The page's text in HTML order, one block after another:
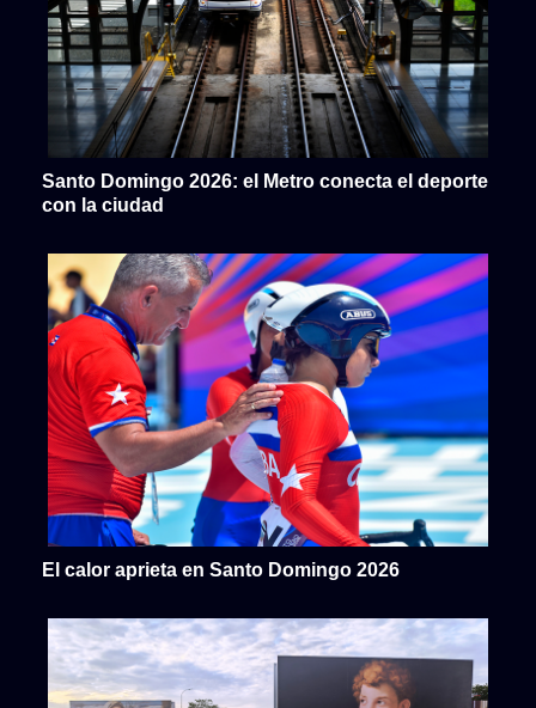
Santo Domingo 2026: el Metro conecta el deporte
con la ciudad
El calor aprieta en Santo Domingo 2026